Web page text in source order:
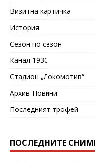
Визитна картичка
История
Сезон по сезон
Канал 1930
Стадион „Локомотив“
Архив-Новини
Последният трофей
ПОСЛЕДНИТЕ